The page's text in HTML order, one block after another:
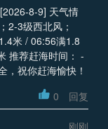
8-9] 天气情
2-3级西北风；
米 / 06:56满1.8
推荐赶海时间： -
，祝你赶海愉快！
0 回复
刚刚